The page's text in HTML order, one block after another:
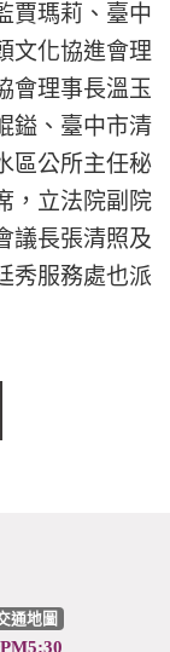
賈瑪莉、臺中
文化協進會理
會理事長溫玉
鎰、臺中市清
區公所主任秘
，立法院副院
議長張清照及
秀服務處也派
通地圖